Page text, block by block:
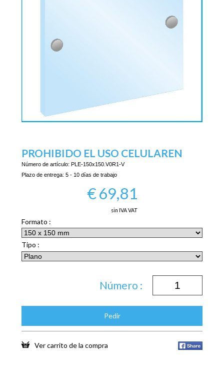
PROHIBIDO EL USO CELULAREN
Número de artículo: PLE-150x150.V0R1-V
Plazo de entrega: 5 - 10 días de trabajo
€69,81
sin IVA VAT
Formato :
Tipo :
Número :
Pedir
Ver carrito de la compra